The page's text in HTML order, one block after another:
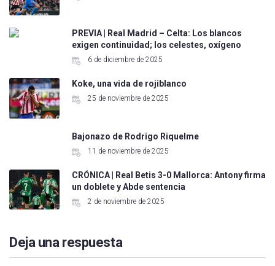
PREVIA | Real Madrid – Celta: Los blancos
exigen continuidad; los celestes, oxígeno
6 de diciembre de 2025
Koke, una vida de rojiblanco
25 de noviembre de 2025
Bajonazo de Rodrigo Riquelme
11 de noviembre de 2025
CRÓNICA | Real Betis 3-0 Mallorca: Antony firma
un doblete y Abde sentencia
2 de noviembre de 2025
Deja una respuesta